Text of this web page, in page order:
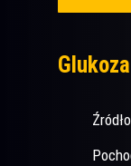
Glukoza